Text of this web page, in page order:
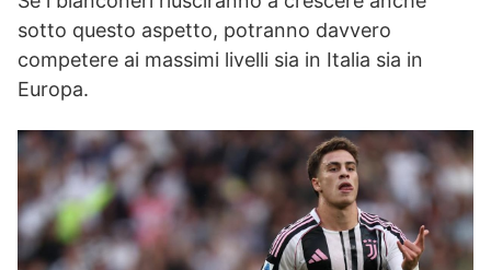
sotto questo aspetto, potranno davvero
competere ai massimi livelli sia in Italia sia in
Europa.